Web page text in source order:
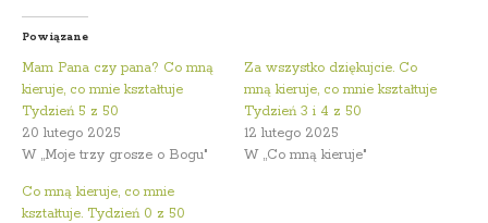
Powiązane
Mam Pana czy pana? Co mną
kieruje, co mnie kształtuje
Tydzień 5 z 50
20 lutego 2025
W „Moje trzy grosze o Bogu"
Za wszystko dziękujcie. Co
mną kieruje, co mnie kształtuje
Tydzień 3 i 4 z 50
12 lutego 2025
W „Co mną kieruje"
Co mną kieruje, co mnie
kształtuje. Tydzień 0 z 50